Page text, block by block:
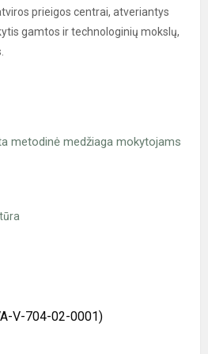
prieigos centrai, atveriantys
gamtos ir technologinių mokslų,
metodinė medžiaga mokytojams
V-704-02-0001)